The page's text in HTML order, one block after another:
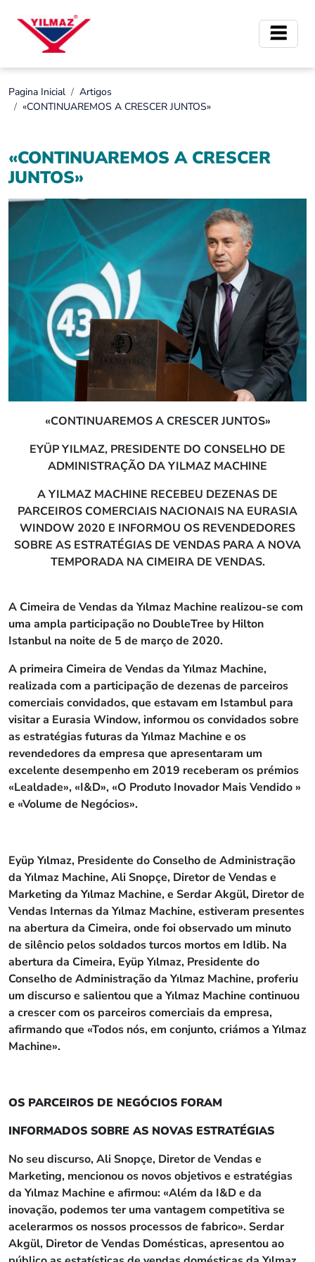
Pagina Inicial
Artigos
«CONTINUAREMOS A CRESCER JUNTOS»
«CONTINUAREMOS A CRESCER
JUNTOS»
«CONTINUAREMOS A CRESCER JUNTOS»
EYÜP YILMAZ, PRESIDENTE DO CONSELHO DE
ADMINISTRAÇÃO DA YILMAZ MACHINE
A YILMAZ MACHINE RECEBEU DEZENAS DE
PARCEIROS COMERCIAIS NACIONAIS NA EURASIA
WINDOW 2020 E INFORMOU OS REVENDEDORES
SOBRE AS ESTRATÉGIAS DE VENDAS PARA A NOVA
TEMPORADA NA CIMEIRA DE VENDAS.
A Cimeira de Vendas da Yılmaz Machine realizou-se com
uma ampla participação no DoubleTree by Hilton
Istanbul na noite de 5 de março de 2020.
A primeira Cimeira de Vendas da Yılmaz Machine,
realizada com a participação de dezenas de parceiros
comerciais convidados, que estavam em Istambul para
visitar a Eurasia Window, informou os convidados sobre
as estratégias futuras da Yılmaz Machine e os
revendedores da empresa que apresentaram um
excelente desempenho em 2019 receberam os prémios
«Lealdade», «I&D», «O Produto Inovador Mais Vendido»
e «Volume de Negócios».
Eyüp Yılmaz, Presidente do Conselho de Administração
da Yılmaz Machine, Ali Snopçe, Diretor de Vendas e
Marketing da Yılmaz Machine, e Serdar Akgül, Diretor de
Vendas Internas da Yılmaz Machine, estiveram presentes
na abertura da Cimeira, onde foi observado um minuto
de silêncio pelos soldados turcos mortos em Idlib. Na
abertura da Cimeira, Eyüp Yılmaz, Presidente do
Conselho de Administração da Yılmaz Machine, proferiu
um discurso e salientou que a Yılmaz Machine continuou
a crescer com os parceiros comerciais da empresa,
afirmando que «Todos nós, em conjunto, criámos a Yılmaz
Machine».
OS PARCEIROS DE NEGÓCIOS FORAM
INFORMADOS SOBRE AS NOVAS ESTRATÉGIAS
No seu discurso, Ali Snopçe, Diretor de Vendas e
Marketing, mencionou os novos objetivos e estratégias
da Yılmaz Machine e afirmou: «Além da I&D e da
inovação, podemos ter uma vantagem competitiva se
acelerarmos os nossos processos de fabrico». Serdar
Akgül, Diretor de Vendas Domésticas, apresentou ao